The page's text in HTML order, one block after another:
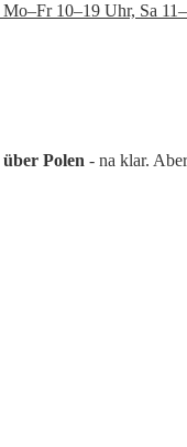
10–19 Uhr, Sa
Polen - na klar.